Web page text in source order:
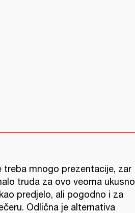
treba mnogo prezentacije, zar
truda za ovo veoma ukusno
predjelo, ali pogodno i za
Odlična je alternativa